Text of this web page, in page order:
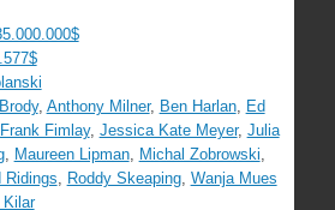
, Anthony Milner, Ben Harlan, Ed
Frank Fimlay, Jessica Kate Meyer, Julia
, Maureen Lipman, Michal Zobrowski,
Ridings, Roddy Skeaping, Wanja Mues